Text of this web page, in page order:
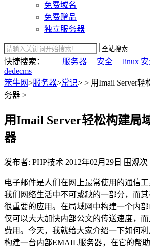
免费域名
免费赠品
独立服务器
快捷搜索： 服务器 安全 linux
dedecms
笨牛网>服务器>常识> > 用Imail Server
务器 >
用Imail Server轻松构建局
器
发布者: PHP技术 2012年02月29日 围观次
电子邮件是人们在网上最常使用的通信
我们网络生活中不可或缺的一部分，而
很重要的应用。在局域网中构建一个内
仅可以大大加快内部公文的传送速度，
费用。今天，我就给大家介绍一下如何
构建一台内部EMAIL服务器，在它的帮